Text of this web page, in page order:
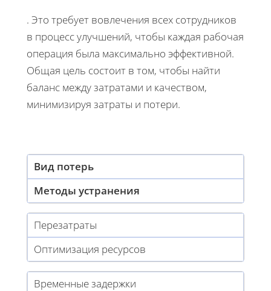
. Это требует вовлечения всех сотрудников
в процесс улучшений, чтобы каждая рабочая
операция была максимально эффективной.
Общая цель состоит в том, чтобы найти
баланс между затратами и качеством,
минимизируя затраты и потери.
Вид потерь
Методы устранения
Перезатраты
Оптимизация ресурсов
Временные задержки